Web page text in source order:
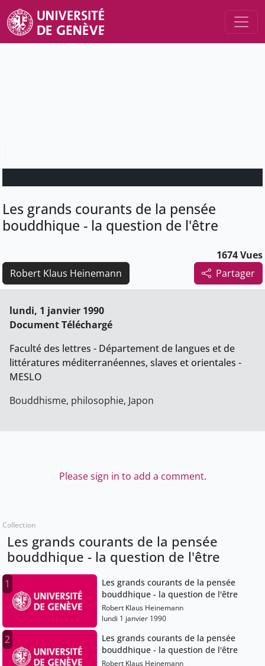
Les grands courants de la pensée
bouddhique - la question de l'être
1674 Vues
Partager
Robert Klaus Heinemann
lundi, 1 janvier 1990
Document Téléchargé
Faculté des lettres - Département de langues et de
littératures méditerranéennes, slaves et orientales -
MESLO
Bouddhisme, philosophie, Japon
Please sign in to add a comment.
Collection
Les grands courants de la pensée
bouddhique - la question de l'être
1
Les grands courants de la pensée
bouddhique - la question de l'être
Robert Klaus Heinemann
lundi 1 janvier 1990
2
Les grands courants de la pensée
bouddhique - la question de l'être
Robert Klaus Heinemann